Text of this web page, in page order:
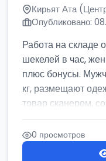
Кирьят Ата
Опубликовано:
Работа на
шекелей в час,
плюс бонусы.
кг, размещают
товар сканером,
0 просмотров